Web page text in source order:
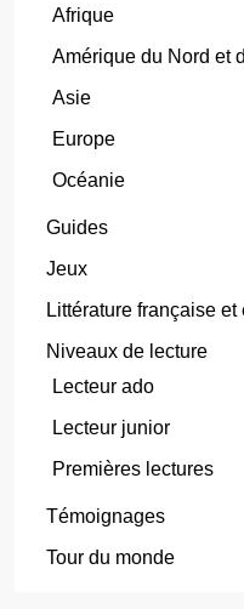
Afrique
Amérique du Nord et
Asie
Europe
Océanie
Guides
Jeux
Littérature française et
Niveaux de lecture
Lecteur ado
Lecteur junior
Premières lectures
Témoignages
Tour du monde